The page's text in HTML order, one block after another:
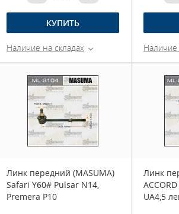
КУПИТЬ
Наличие на складах Наличие
Линк передний (MASUMA)
Safari Y60# Pulsar N14,
Premera P10
Линк
UA4,5